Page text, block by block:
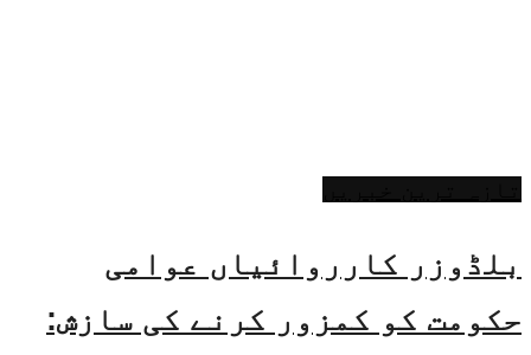
بلڈوزر کارروائیاں عوامی
حکومت کو کمزور کرنے کی سازش: